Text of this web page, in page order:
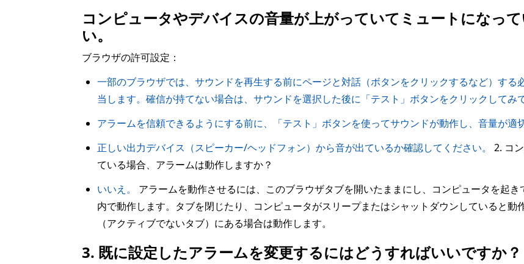
コンピュータやデバイスの音量が上がっていてミュートになっ
い。
ブラウザの許可設定：
一部のブラウザでは、サウンドを再生する前にページと対話（ボタンをクリックするなど）す
当します。確信が持てない場合は、サウンドを選択した後に「テスト」ボタンをクリックしてみ
アラームを信頼できるようにする前に、「テスト」ボタンを使ってサウンドが動作し、音量が適
正しい出力デバイス（スピーカー/ヘッドフォン）から音が出ているか確認してください。
2. コ
ている場合、アラームは動作しますか？
いいえ。
アラームを動作させるには、このブラウザタブを開いたままにし、コンピュータを起
内で動作します。タブを閉じたり、コンピュータがスリープまたはシャットダウンしていると動
（アクティブでないタブ）にある場合は動作します。
3. 既に設定したアラームを変更するにはどうすればいいですか？